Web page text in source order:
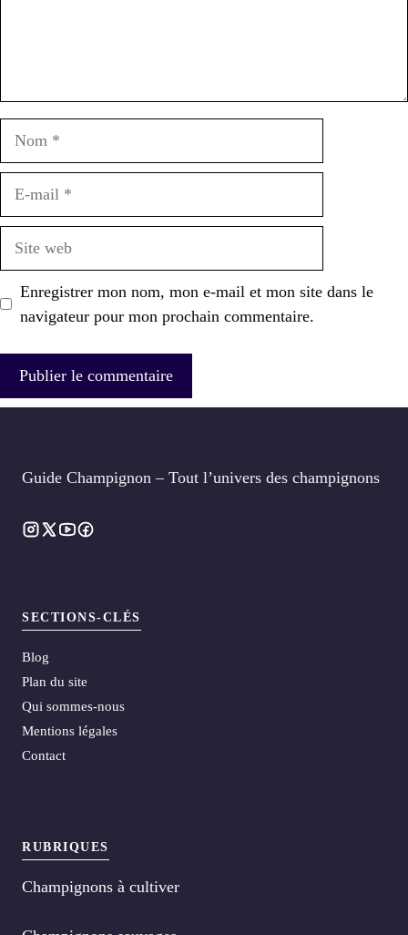
Enregistrer mon nom, mon e-mail et mon site dans le
navigateur pour mon prochain commentaire.
Guide Champignon – Tout l’univers des champignons
SECTIONS-CLÉS
Blog
Plan du site
Qui sommes-nous
Mentions légales
Contact
RUBRIQUES
Champignons à cultiver